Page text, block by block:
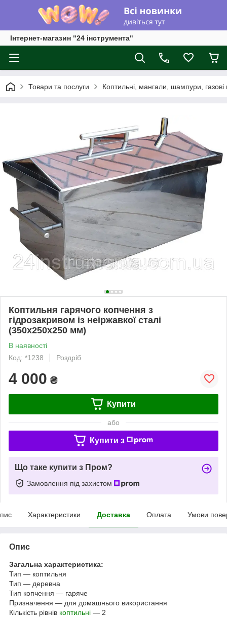
Інтернет-магазин "24 інструмента"
Товари та послуги Коптильні, мангали, шампури, газові
Коптильня гарячого копчення з
гідрозакривом із неіржавкої сталі
(350х250х250 мм)
В наявності
Код: *1238
Роздріб
4 000 ₴
Купити
або
Купити з
Що таке купити з Пром?
Замовлення під захистом
Характеристики Доставка Оплата Умови
Опис
Загальна характеристика:
Тип — коптильня
Тип — деревна
Тип копчення — гаряче
Призначення — для домашнього використання
Кількість рівнів коптильні — 2